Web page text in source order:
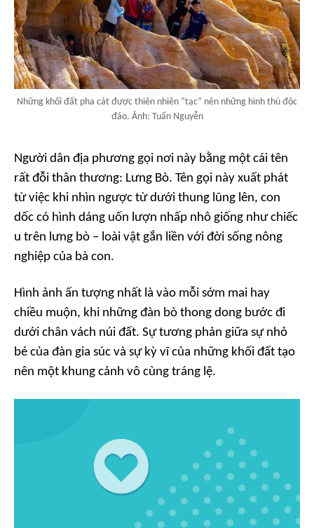
Những khối đất pha cát được thiên nhiên “tạc” nên những hình thù độc
đáo. Ảnh: Tuấn Nguyễn
Người dân địa phương gọi nơi này bằng một cái tên
rất đỗi thân thương: Lưng Bò. Tên gọi này xuất phát
từ việc khi nhìn ngược từ dưới thung lũng lên, con
dốc có hình dáng uốn lượn nhấp nhô giống như chiếc
u trên lưng bò – loài vật gắn liền với đời sống nông
nghiệp của bà con.
Hình ảnh ấn tượng nhất là vào mỗi sớm mai hay
chiều muộn, khi những đàn bò thong dong bước đi
dưới chân vách núi đất. Sự tương phản giữa sự nhỏ
bé của đàn gia súc và sự kỳ vĩ của những khối đất tạo
nên một khung cảnh vô cùng tráng lệ.